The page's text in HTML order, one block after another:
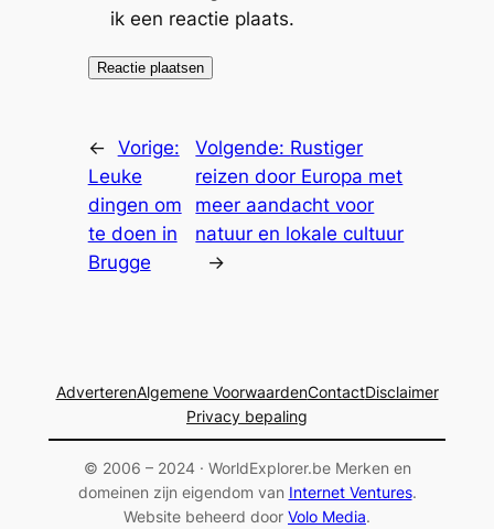
ik een reactie plaats.
← Vorige:
Leuke
dingen om
te doen in
Brugge
Volgende: Rustiger
reizen door Europa met
meer aandacht voor
natuur en lokale cultuur
→
AdverterenAlgemene VoorwaardenContactDisclaimer
Privacy bepaling
© 2006 – 2024 · WorldExplorer.be Merken en
domeinen zijn eigendom van Internet Ventures.
Website beheerd door Volo Media.